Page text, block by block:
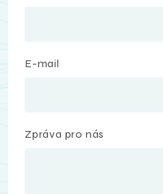
E-mail
Zpráva pro nás